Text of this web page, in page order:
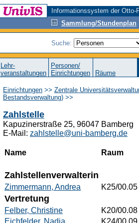
Informationssystem der
Sammlung/Stundenplan
Suche:
Lehr-
veranstaltungen
Personen/
Einrichtungen
Räume
Einrichtungen >> Zentrale
Bestandsverwaltung) >>
Zahlstelle
Kapuzinerstraße 25, 96047 Bamberg
E-Mail: zahlstelle@uni-bamberg.de
Name Raum
Zahlstellenverwalterin
Zimmermann, Andrea K25/00.05
Vertretung
Felber, Christine
K20/00.08
Eichfelder, Nadja
K24/00.09